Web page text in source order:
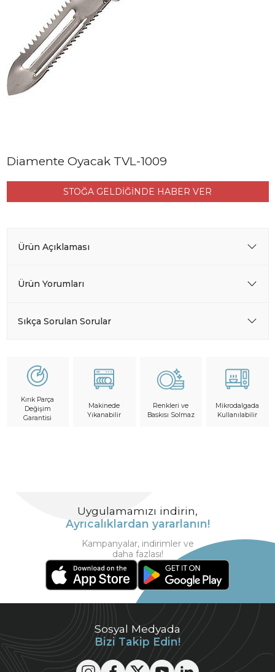
Diamente Oyacak TVL-1009
STOĞA GELDİĞİNDE HABER VER
Ürün Açıklaması
Ürün Yorumları
Sıkça Sorulan Sorular
Kırık Parça
Değişim
Garantisi
Makinede
Yıkanabilir
Renkleri ve
Baskısı Solmaz
Mikrodalgada
Kullanılabilir
Sosyal Medyada
Bizi Takip Edin!
Uygulamamızı indirin,
Ayrıcalıklardan yararlanın!
Kampanyalar, indirimler ve
daha fazlası!